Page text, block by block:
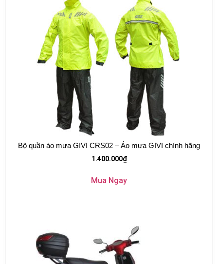
Bộ quần áo mưa GIVI CRS02 – Áo mưa GIVI chính hãng
1.400.000₫
Mua Ngay